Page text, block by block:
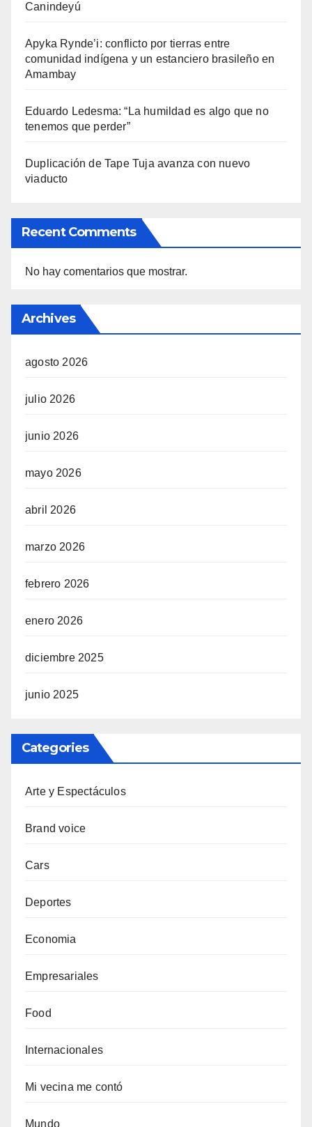
Canindeyú
Apyka Rynde’i: conflicto por tierras entre
comunidad indígena y un estanciero brasileño en
Amambay
Eduardo Ledesma: “La humildad es algo que no
tenemos que perder”
Duplicación de Tape Tuja avanza con nuevo
viaducto
Recent Comments
No hay comentarios que mostrar.
Archives
agosto 2026
julio 2026
junio 2026
mayo 2026
abril 2026
marzo 2026
febrero 2026
enero 2026
diciembre 2025
junio 2025
Categories
Arte y Espectáculos
Brand voice
Cars
Deportes
Economia
Empresariales
Food
Internacionales
Mi vecina me contó
Mundo